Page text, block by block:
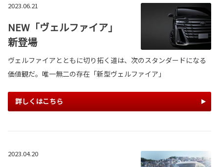
2023.06.21
NEW「ヴェルファイア」
新登場
ヴェルファイアとともに切り拓く道は、次のスタンダードになる
価値観だ。唯一無二の存在「新型ヴェルファイア」
詳しくはこちら
2023.04.20